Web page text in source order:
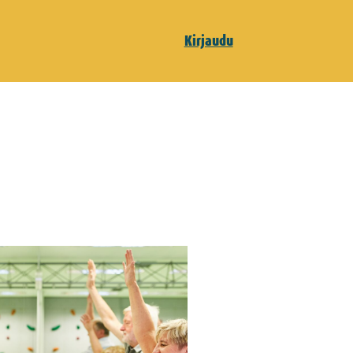
Kirjaudu